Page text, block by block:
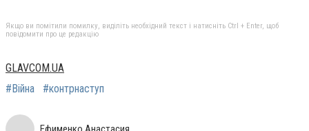
Якщо ви помітили помилку, виділіть необхідний текст і натисніть Ctrl + Enter, щоб
повідомити про це редакцію
GLAVCOM.UA
#Війна
#контрнаступ